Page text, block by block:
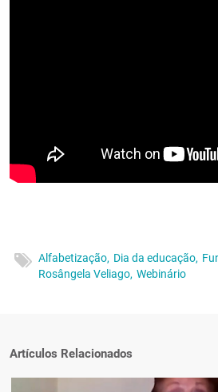
Alfabetização, Dia da educação,
Rosângela Veliago, Webinário
Artículos Relacionados